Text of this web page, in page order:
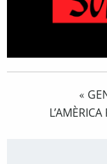
«